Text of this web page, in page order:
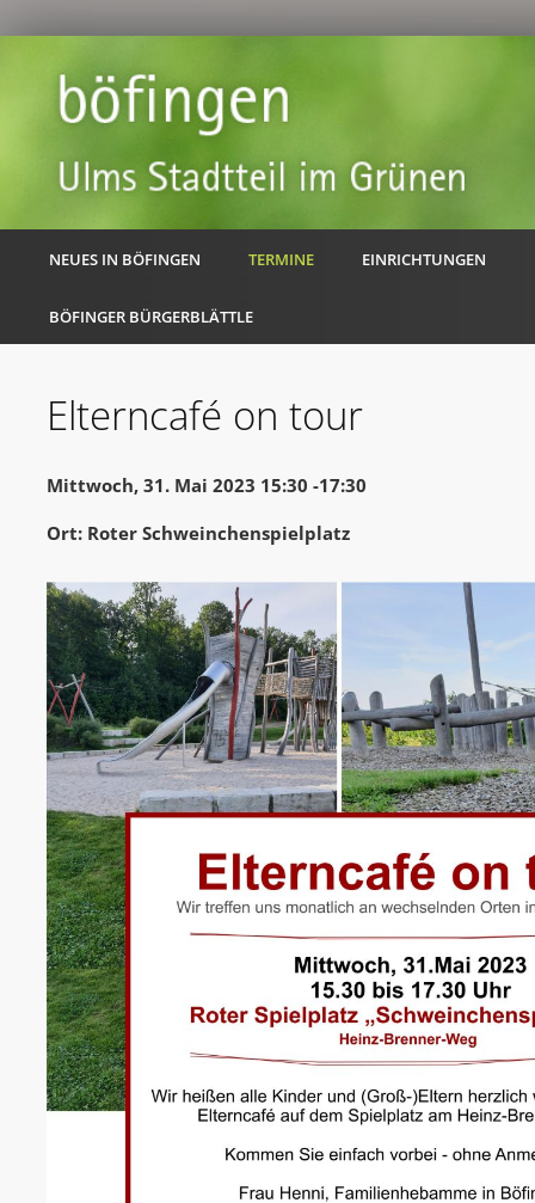
NEUES IN BÖFINGEN TERMINE EINRICHTUNGEN
BÖFINGER BÜRGERBLÄTTLE
Elterncafé on tour
Mittwoch, 31. Mai 2023 15:30 -17:30
Ort: Roter Schweinchenspielplatz